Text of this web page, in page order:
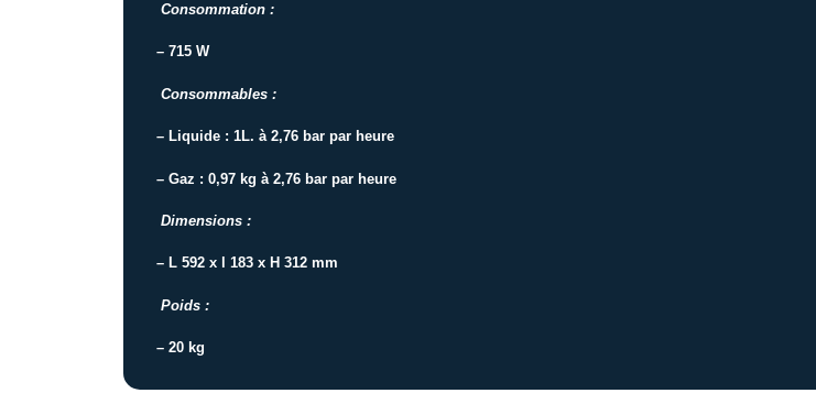
Consommation :
– 715 W
Consommables :
– Liquide : 1L. à 2,76 bar par heure
– Gaz : 0,97 kg à 2,76 bar par heure
Dimensions :
– L 592 x l 183 x H 312 mm
Poids :
– 20 kg